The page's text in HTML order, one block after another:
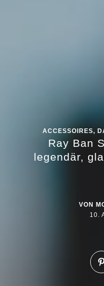
ACCESSOIRES,
Ray Ban
legendär,
VON
10.